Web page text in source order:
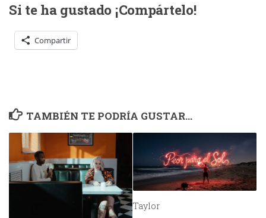
Si te ha gustado ¡Compártelo!
Compartir
TAMBIÉN TE PODRÍA GUSTAR...
Taylor